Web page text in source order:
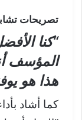
تصريحات
“كنا
المؤسف
هذا هو
كما أشاد